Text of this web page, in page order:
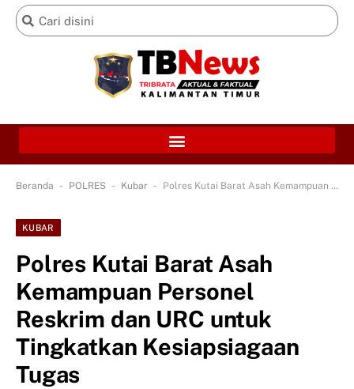
Beranda - POLRES - Kubar - Polres Kutai Barat Asah Kemampuan Personel Reskrim dan URC untuk Tingkatkan Kesiapsiagaan Tugas
KUBAR
Polres Kutai Barat Asah
Kemampuan Personel
Reskrim dan URC untuk
Tingkatkan Kesiapsiagaan
Tugas